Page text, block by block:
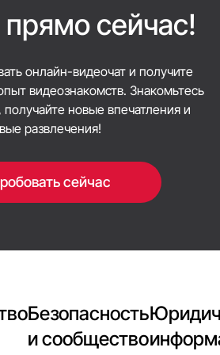
финансовые реквизиты или
которую можно
взлома аккаунта или
Тем не менее стоит
пользователь может
информацией и
тем, которые комфортны
сейчас!
онлайн-видеочат и получите
видеознакомств. Знакомьтесь
новые впечатления и
развлечения!
сейчас
Безопасность
и сообщество